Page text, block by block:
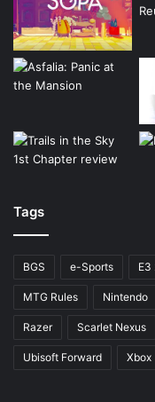
Tags
BGS e-Sports E3
MTG Rules Nintendo
Razer Scarlet Nexus
Ubisoft Forward Xbox